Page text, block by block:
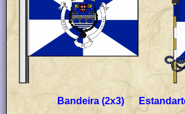
Bandeira (2x3)